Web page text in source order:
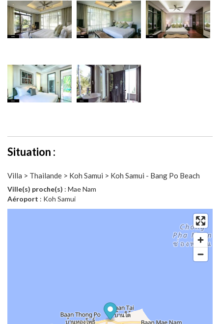
Situation :
Villa > Thailande > Koh Samui > Koh Samui - Bang Po Beach
Ville(s) proche(s) : Mae Nam
Aéroport : Koh Samui